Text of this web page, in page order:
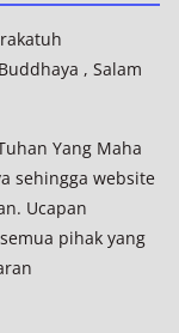
, Salam
Yang Maha
sehingga website
Ucapan
pihak yang